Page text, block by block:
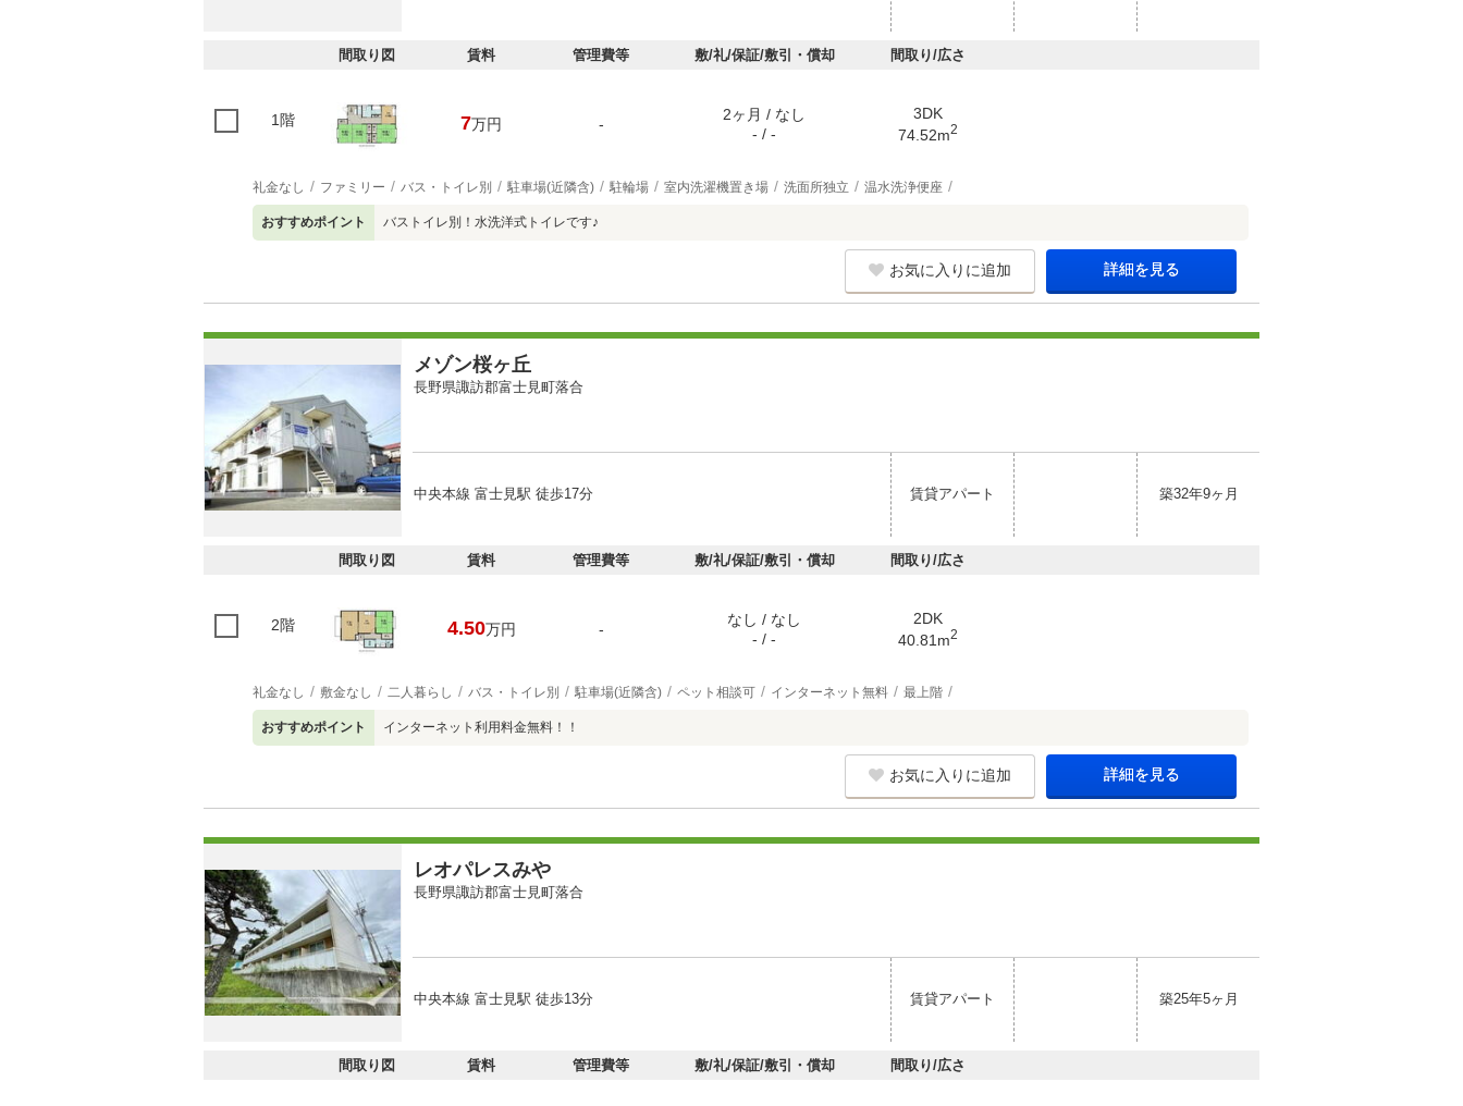
間取り図 賃料 管理費等 敷/礼/保証/敷引・償却 間取り/広さ
1階 7万円 -
2ヶ月 / なし
- / -
3DK
74.52m2
礼金なし ファミリー バス・トイレ別 駐車場(近隣含) 駐輪場 室内洗濯機置き場 洗面所独立 温水洗浄便座
おすすめポイント バストイレ別！水洗洋式トイレです♪
お気に入りに追加 詳細を見る
メゾン桜ヶ丘
長野県諏訪郡富士見町落合
中央本線 富士見駅 徒歩17分 賃貸アパート 築32年9ヶ月
間取り図 賃料 管理費等 敷/礼/保証/敷引・償却 間取り/広さ
2階 4.50万円 -
なし / なし
- / -
2DK
40.81m2
礼金なし 敷金なし 二人暮らし バス・トイレ別 駐車場(近隣含) ペット相談可 インターネット無料 最上階
おすすめポイント インターネット利用料金無料！！
お気に入りに追加 詳細を見る
レオパレスみや
長野県諏訪郡富士見町落合
中央本線 富士見駅 徒歩13分 賃貸アパート 築25年5ヶ月
間取り図 賃料 管理費等 敷/礼/保証/敷引・償却 間取り/広さ